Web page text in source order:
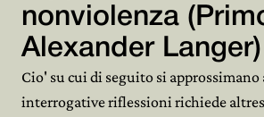
Attività e progetti
Alexander Langer
Archivio
nonviolenza
Alexander Langer)
Cio' su cui di seguito si approssimano
interrogative riflessioni richiede